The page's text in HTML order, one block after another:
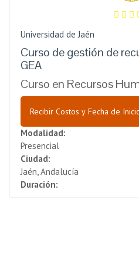
Universidad de Jaén
Curso de gestión de
GEA
Curso en Recursos
Recibir Costos y Fecha de
Modalidad:
Presencial
Ciudad:
Jaén, Andalucía
Duración: